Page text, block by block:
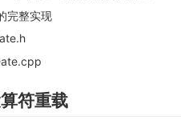
完整实现
符重载